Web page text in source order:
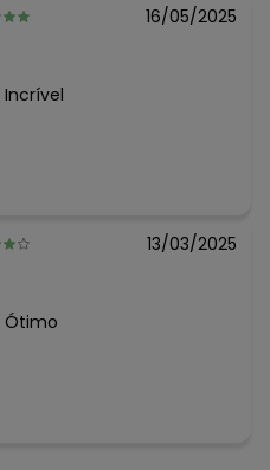
16/05/2025
Incrível
13/03/2025
Ótimo